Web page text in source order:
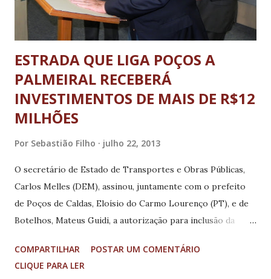
grandes empreendimentos como o Parque Tecnológico e
Científico de Lavr...
ESTRADA QUE LIGA POÇOS A
PALMEIRAL RECEBERÁ
INVESTIMENTOS DE MAIS DE R$12
MILHÕES
Por Sebastião Filho julho 22, 2013
O secretário de Estado de Transportes e Obras Públicas,
Carlos Melles (DEM), assinou, juntamente com o prefeito
de Poços de Caldas, Eloísio do Carmo Lourenço (PT), e de
Botelhos, Mateus Guidi, a autorização para inclusão da
Manutenção Rodoviária de Minas Gerais. A solenidade de
assinatura foi realizada na Câmara Municipal, na tarde de
COMPARTILHAR
POSTAR UM COMENTÁRIO
CLIQUE PARA LER